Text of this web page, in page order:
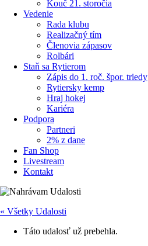
Kouč 21. storočia
Vedenie
Rada klubu
Realizačný tím
Členovia zápasov
Rolbári
Staň sa Rytierom
Zápis do 1. roč. špor. triedy
Rytiersky kemp
Hraj hokej
Kariéra
Podpora
Partneri
2% z dane
Fan Shop
Livestream
Kontakt
« Všetky Udalosti
Táto udalosť už prebehla.